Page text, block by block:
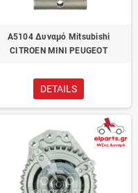
A5104 Δυναμό Mitsubishi
CITROEN MINI PEUGEOT
DETAILS